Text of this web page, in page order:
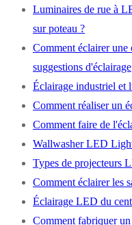
Luminaires de rue à
sur poteau ?
Comment éclairer une
suggestions d'éclairage
Éclairage industriel et
Comment réaliser un
Comment faire de
Wallwasher LED
Types de projecteurs
Comment éclairer les
Éclairage LED du
Comment fabriquer